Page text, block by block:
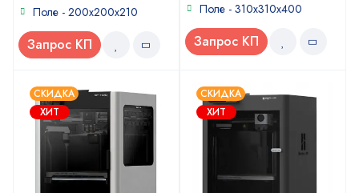
Поле - 200x200x210
Запрос КП
Поле - 310х310х400
Запрос КП
СКИДКА
ХИТ
СКИДКА
ХИТ